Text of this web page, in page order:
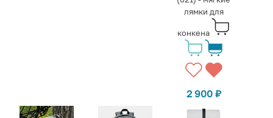
лямки для
конкена
2 900 ₽